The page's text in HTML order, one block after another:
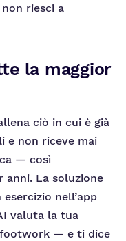
riesci a
la maggior
ciò in cui è già
e non riceve mai
— così
anni. La soluzione
nell’app
valuta la tua
— e ti dice